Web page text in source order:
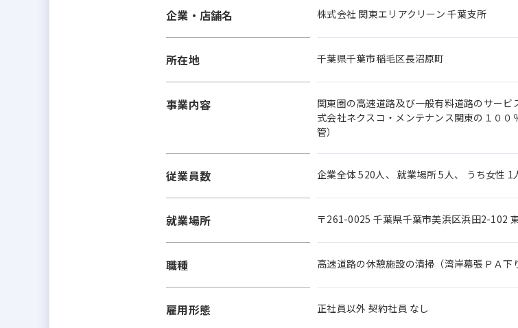
企業・店舗名 株式会社 関東エリアクリーン 千葉支所
所在地 千葉県千葉市稲毛区長沼原町
事業内容
関東圏の高速道路及び一般有料道路のサー
式会社ネクスコ・メンテナンス関東の１０
管）
従業員数 企業全体 520人、 就業場所 5人、 うち女性 1
就業場所 〒261-0025 千葉県千葉市美浜区浜田2-102
職種 高速道路の休憩施設の清掃（湾岸幕張ＰＡ下
雇用形態 正社員以外 契約社員 なし